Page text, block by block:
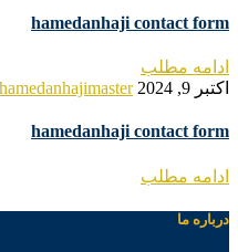
hamedanhaji contact form
ادامه مطلب
اکتبر 9, 2024
hamedanhajimaster
hamedanhaji contact form
ادامه مطلب
درباره ما